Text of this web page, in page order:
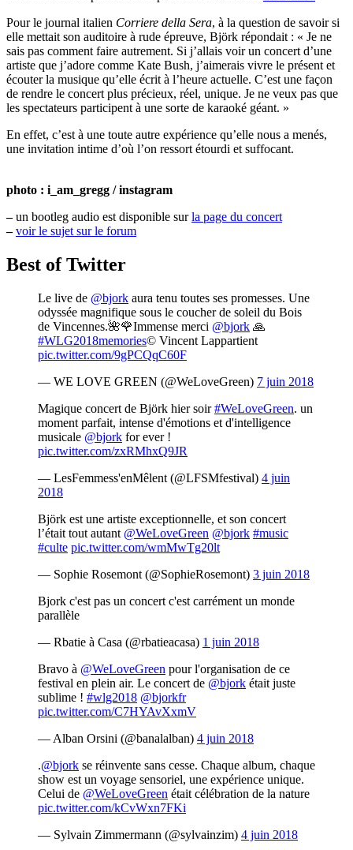
Pour le journal italien Corriere della Sera, à la question de savoir si
elle mettait son auditoire à rude épreuve, Björk répondait : « Je ne
sais pas comment faire autrement. Si j’allais voir un concert d’une
artiste que j’adore comme Kate Bush, j’aimerais vivre le présent et
écouter la musique qu’elle écrit à l’heure actuelle. C’est une façon
de rendre le concert plus précieux, réel, unique. Je ne veux pas que
les spectateurs participent à une sorte de karaoké géant. »
En effet, c’est à une toute autre expérience qu’elle nous a menés,
une invitation intime d’où l’on ressort étourdi et suffocant.
photo : i_am_gregg / instagram
–un bootleg audio est disponible surla page du concert
– voir le sujet sur le forum
Best of Twitter
Le live de @bjork aura tenu toutes ses promesses. Une
odyssée magnifique sous le coucher de soleil du Bois
de Vincennes.🌺🌹Immense merci @bjork 🙏
#WLG2018memories© Vincent Lappartient
pic.twitter.com/9gPCQqC60F
— WE LOVE GREEN (@WeLoveGreen) 7 juin 2018
Magique concert de Björk hier soir#WeLoveGreen. un
moment parfait, intense d'émotions et d'intelligence
musicale @bjork for ever !
pic.twitter.com/zxRMhxQ9JR
— LesFemmess'enMêlent (@LFSMfestival) 4 juin
2018
Björk est une artiste exceptionnelle, et son concert
l’était tout autant @WeLoveGreen @bjork #music
#culte pic.twitter.com/wmMwTg20lt
— Sophie Rosemont (@SophieRosemont) 3 juin 2018
Bjork c'est pas un concert c'est carrément un monde
parallèle
— Rbatie à Casa (@rbatieacasa) 1 juin 2018
Bravo à @WeLoveGreen pour l'organisation de ce
festival en plein air. Le concert de @bjork était juste
sublime ! #wlg2018 @bjorkfr
pic.twitter.com/C7HYAvXxmV
— Alban Orsini (@banalalban) 4 juin 2018
.@bjork se réinvente sans cesse. Chaque album, chaque
show est un voyage sensoriel, une expérience unique.
Celui de @WeLoveGreen était célébration de la nature
pic.twitter.com/kCvWxn7FKi
— Sylvain Zimmermann (@sylvainzim) 4 juin 2018